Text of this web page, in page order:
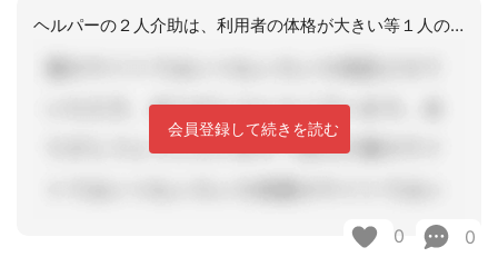
ヘルパーの２人介助は、利用者の体格が大きい等１人のヘルパーでは介助できない場合に
会員登録して続きを読む
0 0